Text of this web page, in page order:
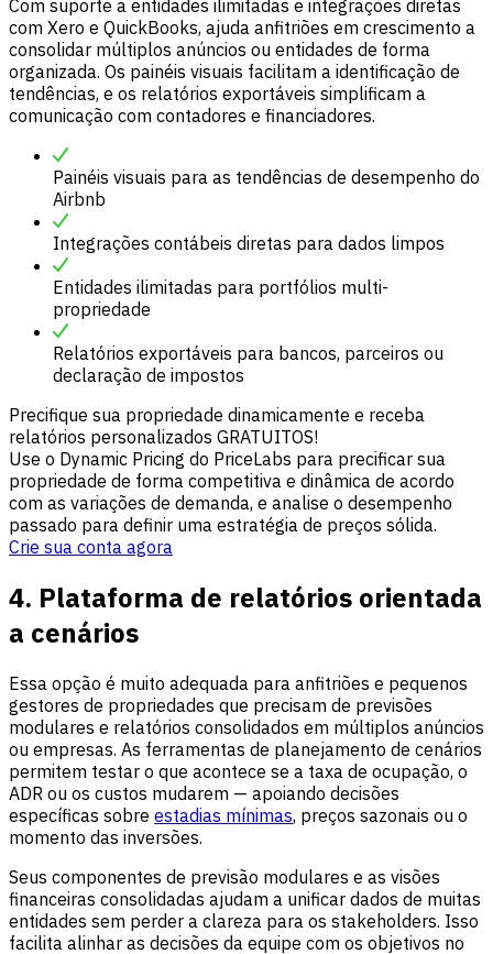
Com suporte a entidades ilimitadas e integrações diretas
com Xero e QuickBooks, ajuda anfitriões em crescimento a
consolidar múltiplos anúncios ou entidades de forma
organizada. Os painéis visuais facilitam a identificação de
tendências, e os relatórios exportáveis simplificam a
comunicação com contadores e financiadores.
Painéis visuais para as tendências de desempenho do
Airbnb
Integrações contábeis diretas para dados limpos
Entidades ilimitadas para portfólios multi-
propriedade
Relatórios exportáveis para bancos, parceiros ou
declaração de impostos
Precifique sua propriedade dinamicamente e receba
relatórios personalizados GRATUITOS!
Use o Dynamic Pricing do PriceLabs para precificar sua
propriedade de forma competitiva e dinâmica de acordo
com as variações de demanda, e analise o desempenho
passado para definir uma estratégia de preços sólida.
Crie sua conta agora
4. Plataforma de relatórios orientada
a cenários
Essa opção é muito adequada para anfitriões e pequenos
gestores de propriedades que precisam de previsões
modulares e relatórios consolidados em múltiplos anúncios
ou empresas. As ferramentas de planejamento de cenários
permitem testar o que acontece se a taxa de ocupação, o
ADR ou os custos mudarem — apoiando decisões
específicas sobre estadias mínimas, preços sazonais ou o
momento das inversões.
Seus componentes de previsão modulares e as visões
financeiras consolidadas ajudam a unificar dados de muitas
entidades sem perder a clareza para os stakeholders. Isso
facilita alinhar as decisões da equipe com os objetivos no